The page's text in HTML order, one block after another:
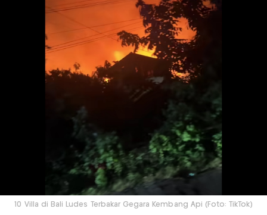
10 Villa di Bali Ludes Terbakar Gegara Kembang Api (Foto: TikTok)